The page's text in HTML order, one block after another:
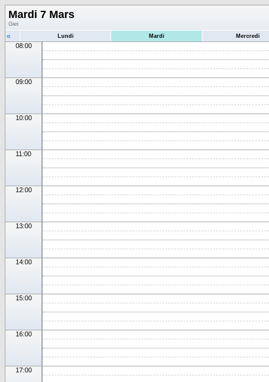
Mardi 7 Mars
Giet
« Lundi Mardi Mercredi
08:00
09:00
10:00
11:00
12:00
13:00
14:00
15:00
16:00
17:00